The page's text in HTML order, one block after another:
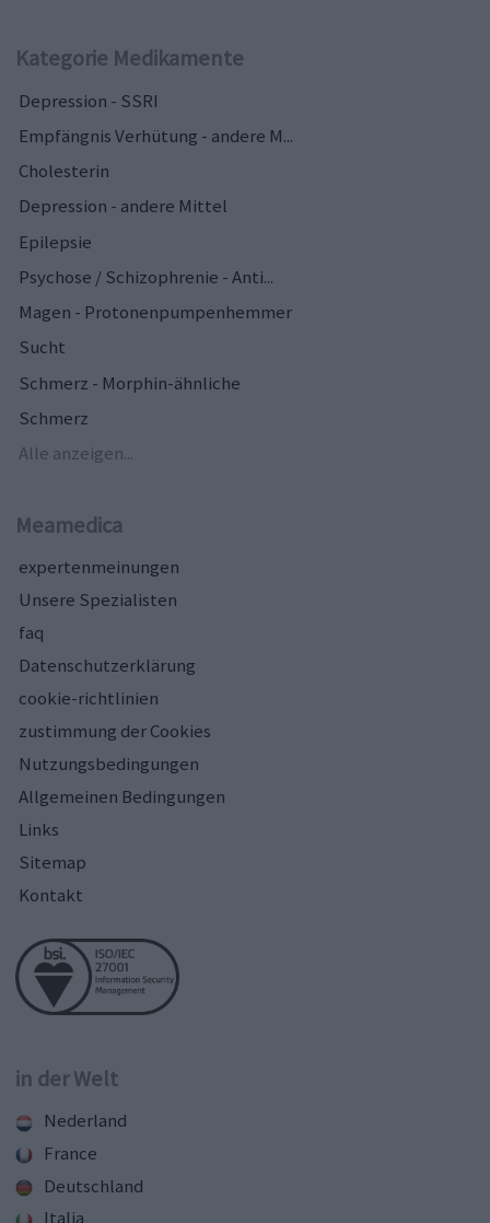
Kategorie Medikamente
Depression - SSRI
Empfängnis Verhütung - andere M...
Cholesterin
Depression - andere Mittel
Epilepsie
Psychose / Schizophrenie - Anti...
Magen - Protonenpumpenhemmer
Sucht
Schmerz - Morphin-ähnliche
Schmerz
Alle anzeigen...
Meamedica
expertenmeinungen
Unsere Spezialisten
faq
Datenschutzerklärung
cookie-richtlinien
zustimmung der Cookies
Nutzungsbedingungen
Allgemeinen Bedingungen
Links
Sitemap
Kontakt
in der Welt
Nederland
France
Deutschland
Italia